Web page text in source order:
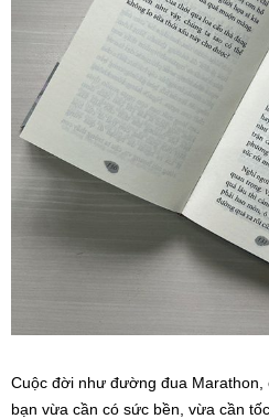
Cuộc đời như đường đua Marathon,
bạn vừa cần có sức bền, vừa cần